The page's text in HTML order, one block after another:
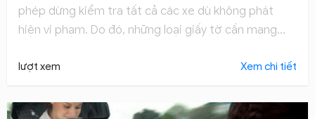
phép dừng kiểm tra tất cả các xe dù không phát
hiện vi phạm. Do đó, những loại giấy tờ cần mang
lượt xem Xem chi tiết